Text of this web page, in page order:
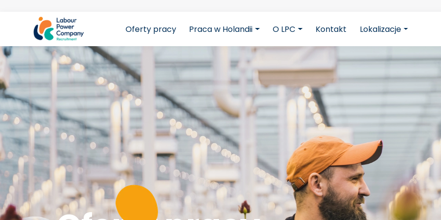
tiktok-developers-site-verification=LY0DYTZWcaZFcbB5z5CmFJBdmZXOxOdD
Oferty pracy Praca w Holandii O LPC Kontakt Lokalizacje